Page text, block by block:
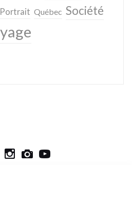
Portrait Québec Société